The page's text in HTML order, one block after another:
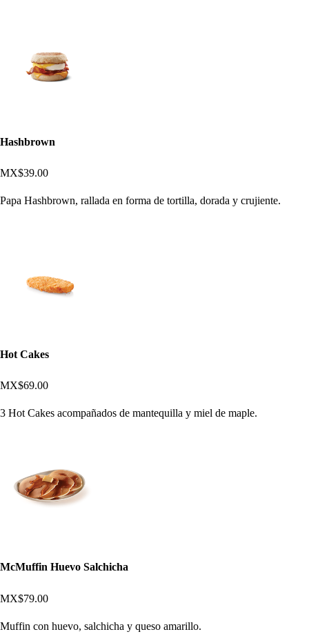
Hashbrown
MX$39.00
Papa Hashbrown, rallada en forma de tortilla, dorada y crujiente.
Hot Cakes
MX$69.00
3 Hot Cakes acompañados de mantequilla y miel de maple.
McMuffin Huevo Salchicha
MX$79.00
Muffin con huevo, salchicha y queso amarillo.